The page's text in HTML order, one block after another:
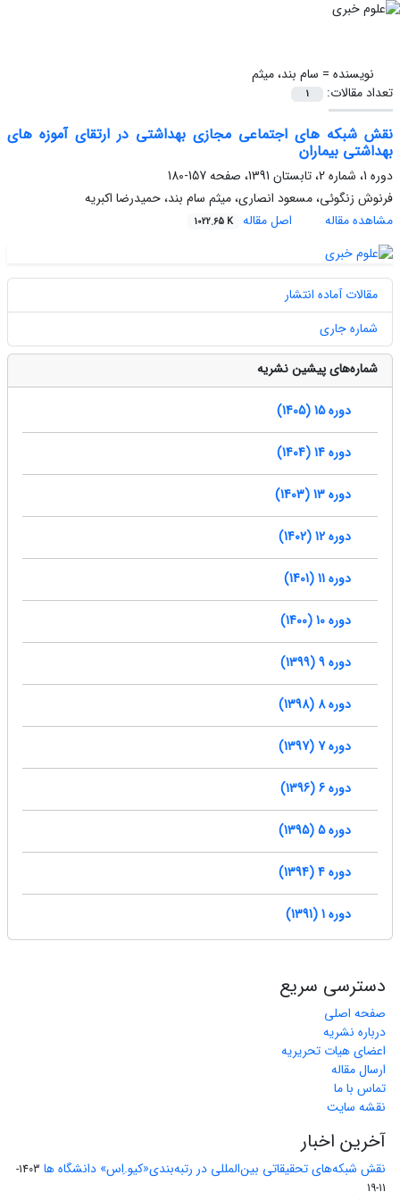
نویسنده = سام بند، میثم
تعداد مقالات:
1
نقش شبکه های اجتماعی مجازی بهداشتی در ارتقای آموزه های
بهداشتی بیماران
دوره 1، شماره 2، تابستان 1391، صفحه
157-180
فرنوش زنگوئی، مسعود انصاری، میثم سام بند، حمیدرضا اکبریه
مشاهده مقاله
اصل مقاله 1022.65 K
مقالات آماده انتشار
شماره جاری
شماره‌های پیشین نشریه
دوره 15 (1405)
دوره 14 (1404)
دوره 13 (1403)
دوره 12 (1402)
دوره 11 (1401)
دوره 10 (1400)
دوره 9 (1399)
دوره 8 (1398)
دوره 7 (1397)
دوره 6 (1396)
دوره 5 (1395)
دوره 4 (1394)
دوره 1 (1391)
دسترسی سریع
صفحه اصلی
درباره نشریه
اعضای هیات تحریریه
ارسال مقاله
تماس با ما
نقشه سایت
آخرین اخبار
نقش شبکه‌های تحقیقاتی بین‌المللی در رتبه‌بندی«کیو.اِس» دانشگاه ها
1403-
11-19